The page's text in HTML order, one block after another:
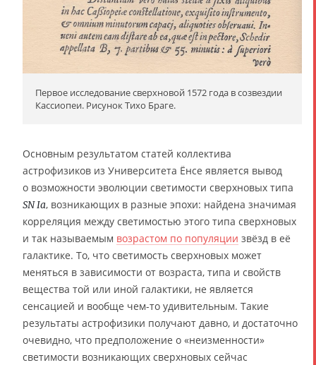
Первое исследование сверхновой 1572 года в созвездии
Кассиопеи. Рисунок Тихо Браге.
Основным результатом статей коллектива
астрофизиков из Университета Ёнсе является вывод
о возможности эволюции светимости сверхновых типа
SN Ia, возникающих в разные эпохи: найдена значимая
корреляция между светимостью этого типа сверхновых
и так называемым возрастом по популяции звёзд в её
галактике. То, что светимость сверхновых может
меняться в зависимости от возраста, типа и свойств
вещества той или иной галактики, не является
сенсацией и вообще чем-то удивительным. Такие
результаты астрофизики получают давно, и достаточно
очевидно, что предположение о «неизменности»
светимости возникающих сверхновых сейчас